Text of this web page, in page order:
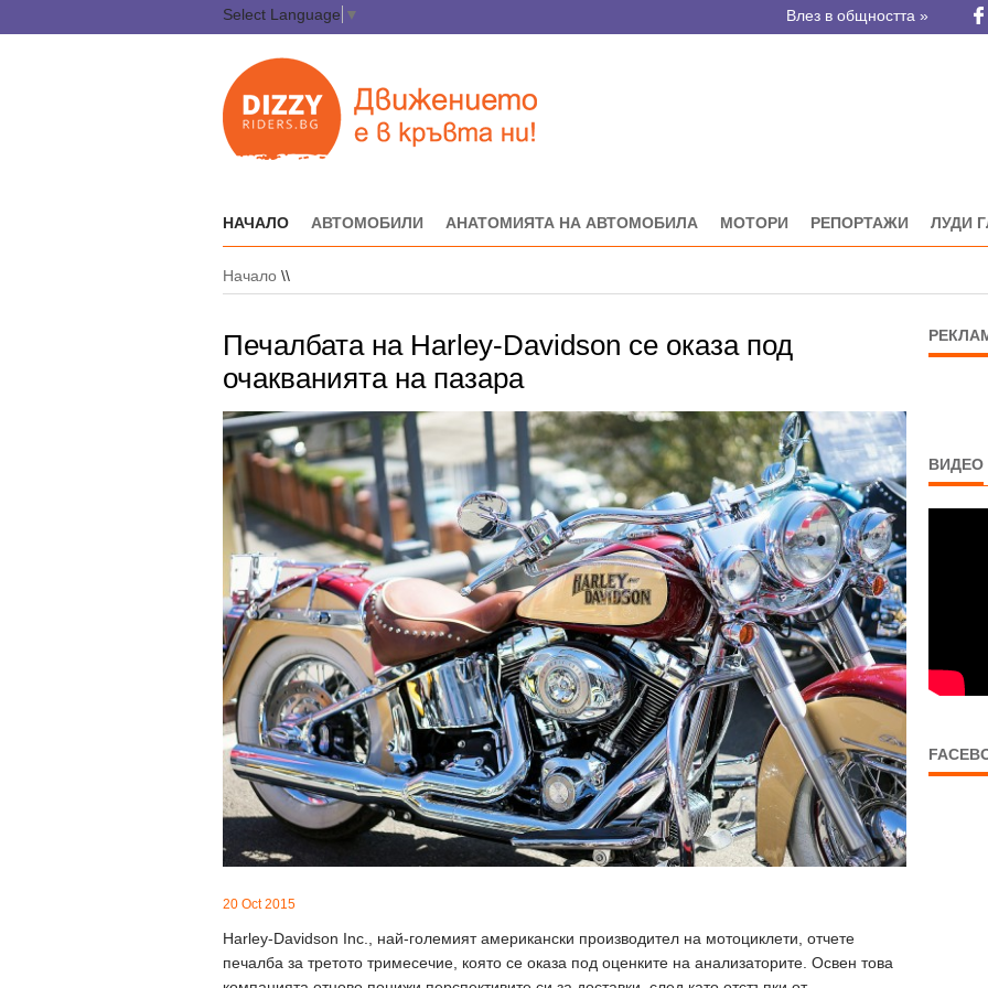
Select Language ▼ Влез в общността »
НАЧАЛО АВТОМОБИЛИ АНАТОМИЯТА НА АВТОМОБИЛА МОТОРИ РЕПОРТАЖИ ЛУДИ
Начало \\
Печалбата на Harley-Davidson се оказа под
очакванията на пазара
20 Oct 2015
Harley-Davidson Inc., най-големият американски производител на мотоциклети, отчете
печалба за третото тримесечие, която се оказа под оценките на анализаторите. Освен това
ВИДЕО